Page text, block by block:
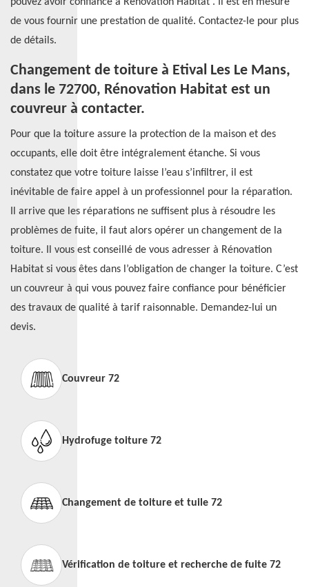
de vous fournir une prestation de qualité. Contactez-le pour plus
de détails.
Changement de toiture à Etival Les Le Mans,
dans le 72700, Rénovation Habitat est un
couvreur à contacter.
Pour que la toiture assure la protection de la maison et des
occupants, elle doit être intégralement étanche. Si vous
constatez que votre toiture laisse l’eau s’infiltrer, il est
inévitable de faire appel à un professionnel pour la réparation.
Il arrive que les réparations ne suffisent plus à résoudre les
problèmes de fuite, il faut alors opérer un changement de la
toiture. Il vous est conseillé de vous adresser à Rénovation
Habitat si vous êtes dans l’obligation de changer la toiture. C’est
un couvreur à qui vous pouvez faire confiance pour bénéficier
des travaux de qualité à tarif raisonnable. Demandez-lui un
devis.
Couvreur 72
Hydrofuge toiture 72
Changement de toiture et tuile 72
Vérification de toiture et recherche de fuite 72